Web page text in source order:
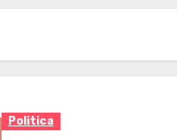
Politica